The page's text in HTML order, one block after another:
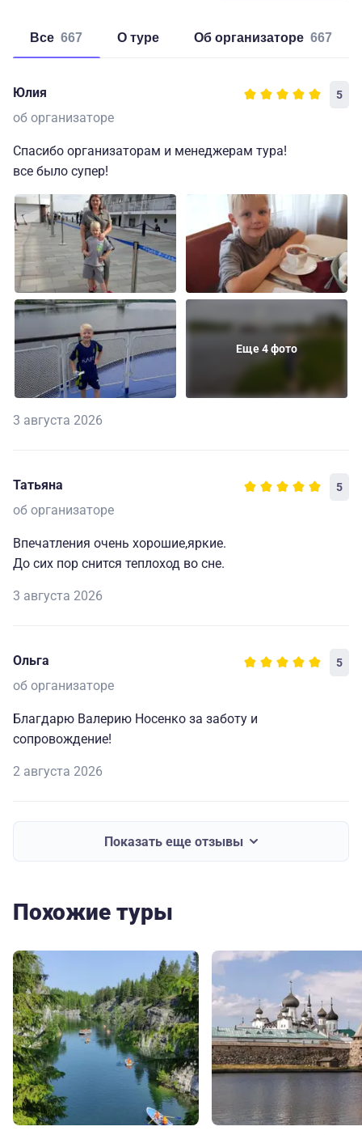
Все 667 о туре об организаторе 667
Юлия 5
об организаторе
Спасибо организаторам и менеджерам тура!
все было супер!
Еще 4 фото
3 августа 2026
Татьяна 5
об организаторе
Впечатления очень хорошие,яркие.
До сих пор снится теплоход во сне.
3 августа 2026
Ольга 5
об организаторе
Благдарю Валерию Носенко за заботу и
сопровождение!
2 августа 2026
Показать еще отзывы
Похожие туры